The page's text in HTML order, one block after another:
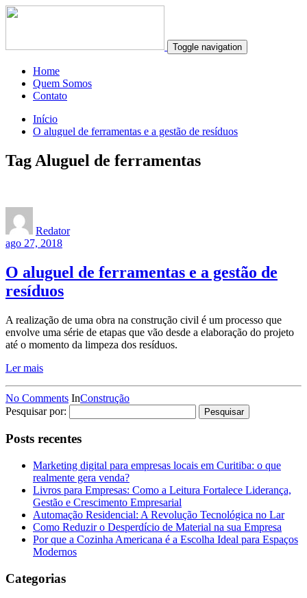
Toggle navigation
Home
Quem Somos
Contato
Início
O aluguel de ferramentas e a gestão de resíduos
Tag Aluguel de ferramentas
Redator
ago 27, 2018
O aluguel de ferramentas e a gestão de
resíduos
A realização de uma obra na construção civil é um processo que
envolve uma série de etapas que vão desde a elaboração do projeto
até o momento da limpeza dos resíduos.
Ler mais
No Comments InConstrução
Pesquisar por:
Posts recentes
Marketing digital para empresas locais em Curitiba: o que
realmente gera venda?
Livros para Empresas: Como a Leitura Fortalece Liderança,
Gestão e Crescimento Empresarial
Automação Residencial: A Revolução Tecnológica no Lar
Como Reduzir o Desperdício de Material na sua Empresa
Por que a Cozinha Americana é a Escolha Ideal para Espaços
Modernos
Categorias